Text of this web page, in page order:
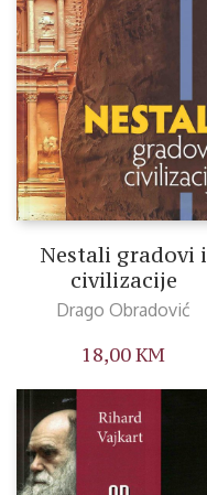
Nestali gradovi i
civilizacije
Drago Obradović
18,00KM